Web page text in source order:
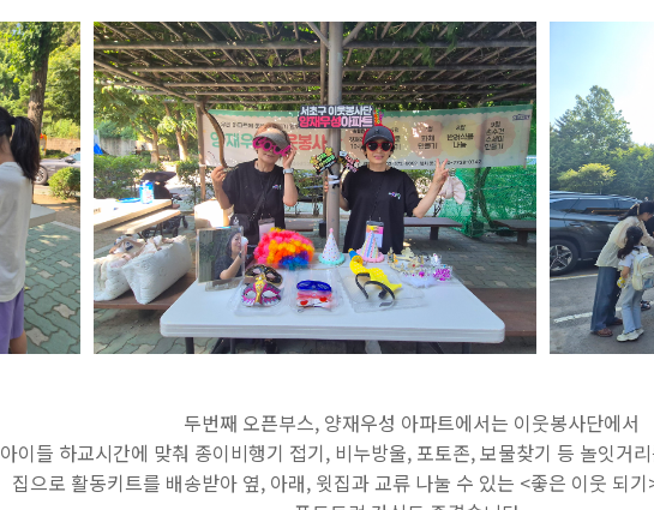
두번째 오픈부스, 양재우성 아파트에서는 이웃봉사단에서
아이들 하교시간에 맞춰 종이비행기 접기, 비누방울, 포토존, 보물찾기 등 놀잇거
집으로 활동키트를 배송받아 옆, 아래, 윗집과 교류 나눌 수 있는 <좋은 이웃 되